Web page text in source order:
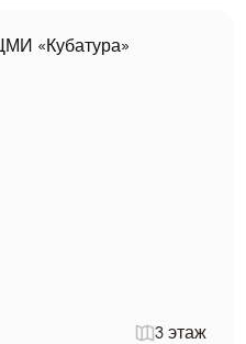
3 этаж